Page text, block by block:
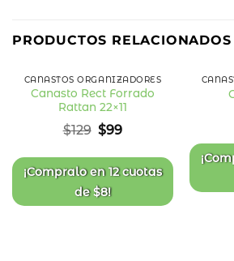
PRODUCTOS RELACIONADOS
CANASTOS ORGANIZADORES
Canasto Rect Forrado
Rattan 22×11
$129 El
original
era:
$129.
$99El
actual
es:
$99.
¡Compralo en12 cuotas
de$8!